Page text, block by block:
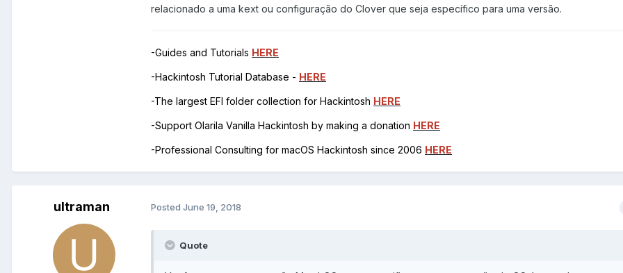
relacionado a uma kext ou configuração do Clover que seja específico para uma versão.
-Guides and Tutorials HERE
-Hackintosh Tutorial Database - HERE
-The largest EFI folder collection for Hackintosh HERE
-Support Olarila Vanilla Hackintosh by making a donation HERE
-Professional Consulting for macOS Hackintosh since 2006 HERE
ultraman Posted June 19, 2018
Quote